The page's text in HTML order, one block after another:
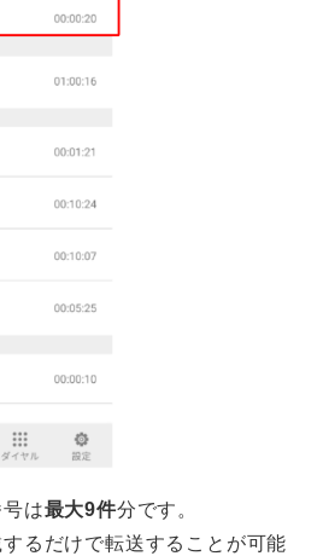
は最大9件分です。
るだけで転送することが可能